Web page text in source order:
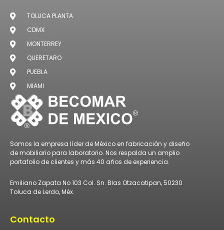
TOLUCA PLANTA
CDMX
MONTERREY
QUERETARO
PUEBLA
MIAMI
Somos la empresa líder de México en fabricación y diseño
de mobiliario para laboratorio. Nos respalda un amplio
portafolio de clientes y más 40 años de experiencia.
Emiliano Zapata No 103 Col. Sn. Blas Otzacatipan, 50230
Toluca de Lerdo, Méx.
Contacto